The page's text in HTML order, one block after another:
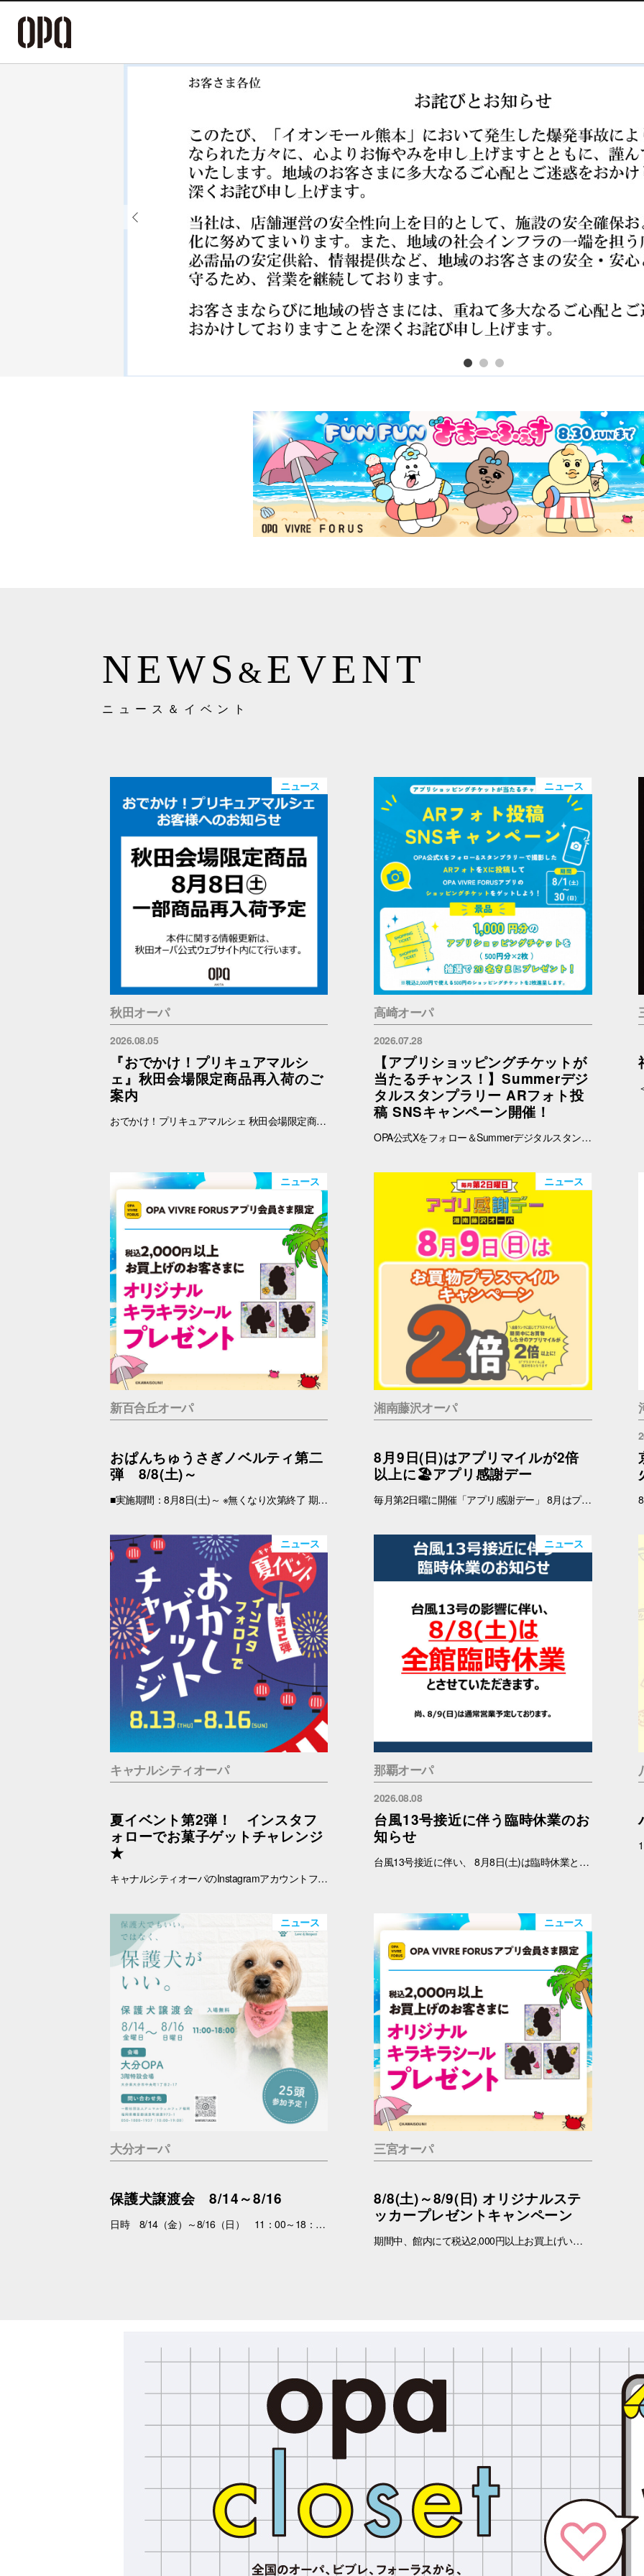
NEWS &EVENT
ニュース＆イベント
ニュース
秋田オーパ
2026.08.05
『おでかけ！プリキュアマルシ
ェ』秋田会場限定商品再入荷のご
案内
おでかけ！プリキュアマルシェ 秋田会場限定商品の再入荷を予定しております。 再入荷対象商品は下記をご覧ください。 【秋田限定】ランダム缶バッジ 全4種 各500円 【秋田限定】アクリルキーホルダー 全3種 1100円 【秋田限定】アクリルスタンド 全3種 1650円 ※納品後、準備が出来次第、販売を開始します。予めご了承ください。 ※在庫状況についてのお問い合わせは回答いたしかねます。ご来店の上ご確認をお願い申し上げます。 ※ブラウザでご覧の方はバナー、OPAアプリでご覧の方はタイトルをタップすると秋田会場限定商品の紹介ページに遷移します。
ニュース
高崎オーパ
2026.07.28
【アプリショッピングチケットが
当たるチャンス！】Summerデジ
タルスタンプラリー ARフォト投
稿 SNSキャンペーン開催！
OPA公式Xをフォロー＆Summerデジタルスタンプラリーで撮影したARフォトを投稿して、OPA VIVRE FORUSアプリのショッピングチケットをゲットしよう！ ■ 景品 500円分のアプリショッピングチケットを2枚（計1,000円分）を抽選で20名さまにプレゼント！ ※税込2,000円で使える500円のショッピングチケットを2枚進呈します。 ■ 応募期間 2026年8月1日(土) ～ 8月30日(日) 23:59まで ※当選者には8月31日(月)以降にDMにてご連絡いたします。 ■ 応募方法 OPA公式X（@opa_vivre_forus）をフォロー Summerデジタルスタンプラリーに参加して、ARフォトを撮影 ハッシュタグ「#おぱんちゅうさぎOPA」「#おぱんちゅうさぎFORUS」「#おぱんちゅうさぎVIVRE」のいずれかをつけて、撮影したARフォトを投稿！ ■ ご注意・各種規約 【撮影・投稿に関する注意】 撮影の際は、周囲のお客さまの通行の妨げにならないようご注意ください。 店内での撮影の際は、各店舗のルールやご案内に沿ってお楽しみください。 ARフォトの撮影、投稿するARフォトは、他のお客さまの顔等が映らないようご配慮をお願いいたします。 危険な行為（階段や無理な姿勢など）はお控えください。 【個人情報・権利に関する注意】 ARフォトの撮影・投稿にあたっては、他のお客さまのプライバシーにご配慮いただき、顔等が写り込まないようお願いいたします。 他のお客さまや第三者が写る場合は、必ずご本人の許可を得たうえで投稿してください。 投稿写真に含まれる著作物（ポスター・商品デザイン等）についてもご配慮ください。 SNSの性質上、投稿された写真は他の利用者に保存・共有される場合がございます。ご理解のうえご参加いただけますと幸いです。 【SNS投稿ルール】 投稿内容が公序良俗に反する場合や、不適切と判断される場合は応募対象外となります。 非公開アカウントからの投稿は応募対象外となる場合がございます。 ハッシュタグや応募条件を満たしていない場合、抽選対象外となる場合がございます。 【キャンペーン関連】 賞品の内容は予告なく変更となる場合がございます。 投稿いただいた画像は、当選者の選定のみに使用し、その他の目的で使用することはございません。
ニュース
新百合丘オーパ
おぱんちゅうさぎノベルティ第二
弾 8/8(土)～
■実施期間：8月8日(土)～ ※無くなり次第終了 期間中、税込2,000円以上(合算可)お買上げのOPA VIVRE FORUSアプリ会員さま限定で、「キラキラシール」 をプレゼント！ アプリの【クーポン画面】と【税込2,000円以上のレシート(合算可)】をお持ちの上、引換場所にお越しくださいませ。 ※新百合丘オーパのレシートのみ対象。館をまたいだレシートの合算は不可。 ※絵柄はお選びいただけません。 ■レシート対象期間 2026年8月8日(土)～ ■引換場所・引換時間 引換場所：B1F インフォメーション 引換時間：10:00～21:00 ■注意事項 ※ノベルティは数量限定のため、なくなり次第終了となりますので予めご了承ください。 ※ノベルティの引き換えは、おひとりさま3枚までとなります。 ※お買上げレシートは、期間中の対象店舗のものに限ります（一部対象外のショップ・商品がございます） ※新百合丘オーパのレシートのみ対象。館をまたいだレシートの合算は不可。 ※絵柄はお選びいただけません。 ※画像はイメージです。 ＜レシート対象外ショップ＞ B1F：HIS 1F：調剤薬局 2F：フェリーチェデンタルクリニック、楽天モバイル、免許の窓口 4F：セレスの館 5F：ガールズミニョン、ガシャポンのデパート、ソフトバンク、なんぼや、ほけんの窓口
ニュース
湘南藤沢オーパ
8月9日(日)はアプリマイルが2倍
以上に🏖️アプリ感謝デー
毎月第2日曜に開催「アプリ感謝デー」 8月はプラスマイルキャンペーンを実施いたします。 8月9日(日)に、オーパアプリを使ってお買物をすると、ランクに応じてアプリマイルが2倍以上になります。 しかも当日は「買い回りWEEK」を開催中☆ THE BARGAIN開催中の湘南藤沢オーパで、おトクが重なるこの機会に、ぜひ館内でのお買い回りもお楽しみください☆ 【開催日】 8月9日(日) 【お買物プラスマイルキャンペーン】 8月9日(日)にオーパアプリを使ってお買物をすると、会員ランクに応じて下記のポイントが付与されます。 お会計の際にオーパアプリをレジスタッフにご提示ください。 【アプリマイル付与】 ダイヤモンド会員…1マイル＋1.5マイル プラチナ会員…1マイル＋1.3マイル ゴールド会員…1マイル＋1.2マイル シルバー会員…1マイル＋1.1マイル ブロンズ会員…1マイル＋1マイル ≪例≫・・・ダイヤモンド会員さまが期間中1万円以上のお買物 ➡通常10,000マイル＋15,000マイル＝合計25,000マイル ※プラス分のマイル加算予定日：2025年8月12日(水) ※期間中のプラスマイル分をまとめて加算します。 ※付与されるマイルはランクによって異なります。 ※キャンペーン最終日の営業終了時点のランクをもとに加算マイル数を算出いたします。 ※小数点以下の端数は切り捨てとなります。 -------------------------------------- ▽オーパ公式アプリダウンロードはこちら▽ App Storeはこちら Google Playはこちら ■オーパ公式アプリについて詳しくはこちら -------------------------------------- 【セルフレジではアプリマイルは付きません】 ※以下のお店ではショップスタッフのいるレジにて、オーパアプリをご提示ください。 ●2階 バーガーキング ●4階 セリア ●7階 無印良品 ※期間中にアプリを新規ダウンロードしていただいた方も対象となります。 ※一部対象外ショップがございます。 ➡詳しくはこちら -------------------------------------------
ニュース
キャナルシティオーパ
夏イベント第2弾！ インスタフ
ォローでお菓子ゲットチャレンジ
★
キャナルシティオーパのInstagramアカウントフォローでお菓子ゲットに挑戦！ あなたは最大何個ゲットできる？？！！ ■抽選日時：8.13(木) ～8.16(日) 11：00～19：00 ■抽選会場：B1F ラフェスタ内特設会場 ■参加条件：キャナルシティオーパのInstagramアカウント(＠canalcityopa)をフォロー 【注意事項】 ※参加の際はキャナルシティオーパアカウントのフォロー画面をご提示ください。 ※各日、景品がなくなり次第終了となります。 ※イラストはすべてイメージです。 ※おひとりさまにつき1回までご参加いただけます。
ニュース
那覇オーパ
2026.08.08
台風13号接近に伴う臨時休業のお
知らせ
台風13号接近に伴い、 8月8日(土)は臨時休業と致します。 尚、8月9日(日)は通常営業予定しております。 ご理解のほどよろしくお願いいたします。
ニュース
大分オーパ
保護犬譲渡会 8/14～8/16
日時 8/14（金）～8/16（日） 11：00～18：00 場所 3F特設会場 内容 まずは会いにくるだけで大丈夫。 抱っこして、ふれあって、その子の魅力を感じてください。 あなたを待っている子がいます。 運命の出会いが、待っているかもしれません。 問合せ先 一般社団法人アニマルウェルフェア福岡 050-1808-1937（11：00～19：00）
ニュース
三宮オーパ
8/8(土)～8/9(日) オリジナルステ
ッカープレゼントキャンペーン
期間中、館内にて税込2,000円以上お買上げいただき、「OPA VIVRE FORUS アプリ」の対象画面をご提示いただいたお客さまに、先着でここでしか手に入らない「オリジナルキラキラステッカー」をプレゼントいたします！ ぜひこの機会に、お買い物と合わせて限定ノベルティをゲットしてください。 （※本企画は、アプリ会員さま限定となります） ■配布期間 2026年8月8日(土)～8月9日(日) ※各日の実施時間は、引換時間に準じます。 ※ノベルティはなくなり次第、配布を終了いたします。 ※一部実施していない店舗がございます。 ■ノベルティ内容 キラキラステッカー (全3種) ■引換条件 期間中、以下の2点を引換カウンターにてご提示ください。 ① 館内でお買上げいただいた、税込2,000円以上のレシート（合算可） ② 「OPA VIVRE FORUS アプリ」のクーポン画面 ■引換場所・引換時間 引換場所：1階 特設カウンター 引換時間：11:00 ～ 当日分がなくなり次第終了 ■注意事項 ※ノベルティは数量限定のため、なくなり次第終了となりますので予めご了承ください。 ※ノベルティはランダムでのお渡しとなります。重複した場合でも、種類の変更・交換はいたしかねます。 ※ノベルティの引き換えは、おひとりさま3枚までとなります。 ※お買上げレシートは、期間中の三宮オーパのものに限ります（一部対象外のショップ・商品がございます） ※三宮オーパのレシートのみ対象。館をまたいだレシートの合算は不可。 ※画像はイメージです。実際のノベルティとは異なる場合がございます。 ▼詳しくはコチラ▼ https://www.opa-club.com/contents/opanchuusagi_2026/ ▼アプリについて詳しくはこちら！ ▼ https://www.opa-club.com/contents/app/